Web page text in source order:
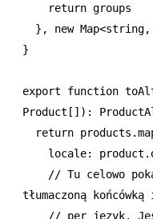
    return
groups
  }
, new Map<string,
}
export function
Product []) :
  return
products
    locale
: product .
tłumaczoną